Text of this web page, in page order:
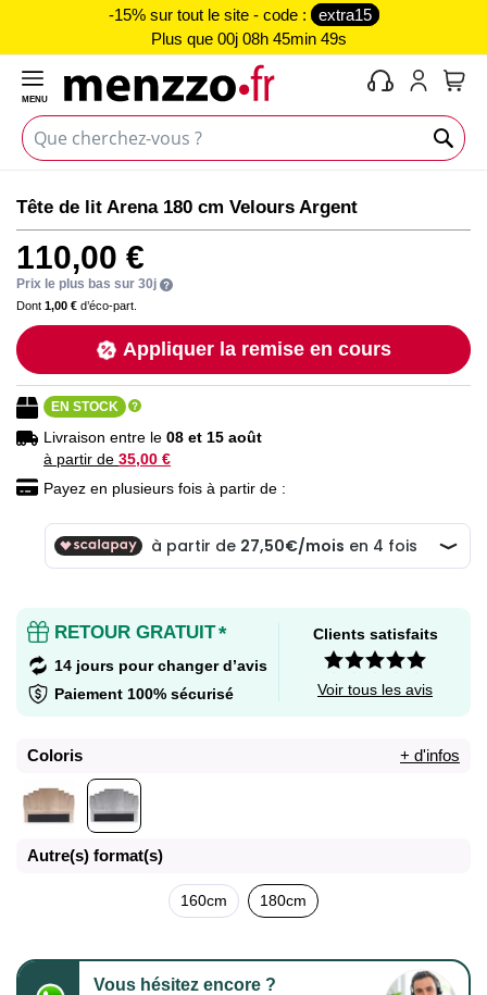
-15% sur tout le site - code :
extra15
Plus que 00j 08h 45min 48s
MENU
to
the
end
of
the
images
gallery
to
the
beginning
of
the
images
gallery
Tête de lit Arena 180 cm Velours Argent
110,00 €
Prix le plus bas sur 30j
Dont 1,00 € d’éco-part.
Appliquer la remise en cours
EN STOCK
Livraison entre le 08 et 15 août
à partir de 35,00 €
Payez en plusieurs fois à partir de :
RETOUR GRATUIT*
14 jours pour changer d’avis
Paiement 100% sécurisé
Clients satisfaits
Voir tous les avis
Coloris + d'infos
Autre(s) format(s)
160cm 180cm
Vous hésitez encore ?